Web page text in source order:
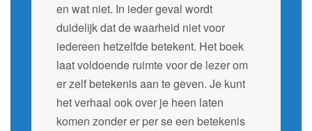
en wat niet. In ieder geval wordt
duidelijk dat de waarheid niet voor
iedereen hetzelfde betekent. Het boek
laat voldoende ruimte voor de lezer om
er zelf betekenis aan te geven. Je kunt
het verhaal ook over je heen laten
komen zonder er per se een betekenis